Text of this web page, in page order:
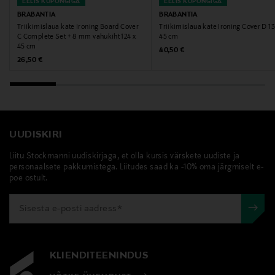
Digitaalne aadress
consumer.service@brabantia.com
Märksõnad
brabantia, triikimislaua kate, triikimiskate
EELIS KUPONGIGA
BRABANTIA
Triikimislaua kate Ironing Board Cover
C Complete Set + 8 mm vahukiht 124 x
45 cm
Original Price
26,50 €
EELIS KUPONGIGA
BRABANTIA
Triikimislaua kate Ironing Cover D
45 cm
Original Price
40,50 €
UUDISKIRI
Liitu Stockmanni uudiskirjaga, et olla kursis värskete uudiste ja
personaalsete pakkumistega. Liitudes saad ka -10% oma järgmiselt e-
poe ostult.
KLIENDITEENINDUS